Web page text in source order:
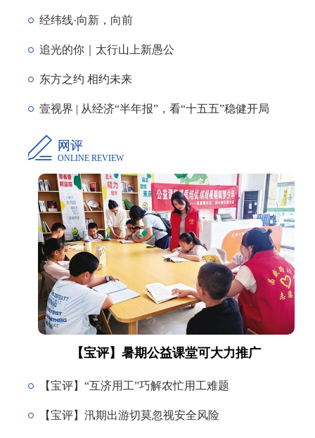
经纬线·向新，向前
追光的你｜太行山上新愚公
东方之约 相约未来
壹视界 | 从经济“半年报”，看“十五五”稳健开局
网评
ONLINE REVIEW
【宝评】暑期公益课堂可大力推广
【宝评】“互济用工”巧解农忙用工难题
【宝评】汛期出游切莫忽视安全风险